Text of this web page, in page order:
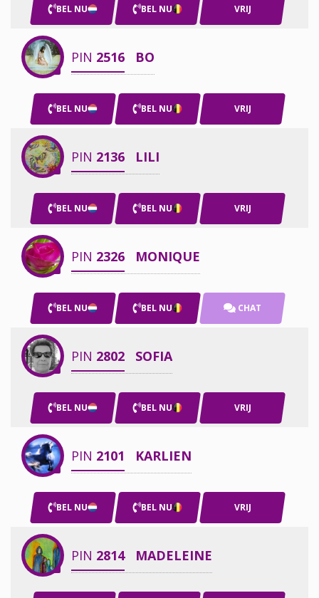
BEL NU BEL NU VRIJ
PIN 2516 BO
BEL NU BEL NU VRIJ
PIN 2136 LILI
BEL NU BEL NU VRIJ
PIN 2326 MONIQUE
BEL NU BEL NU CHAT
PIN 2802 SOFIA
BEL NU BEL NU VRIJ
PIN 2101 KARLIEN
BEL NU BEL NU VRIJ
PIN 2814 MADELEINE